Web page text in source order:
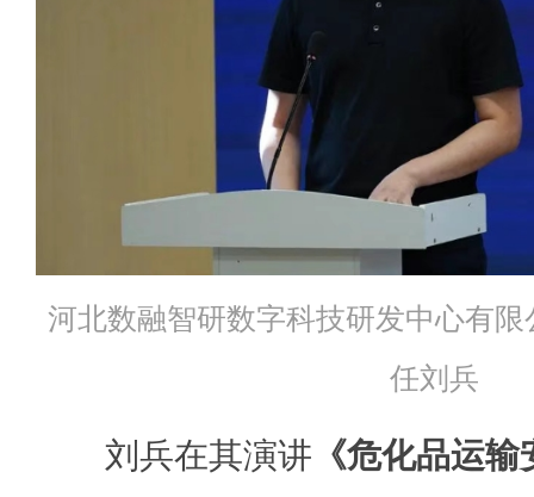
河北数融智研数字科技研发中心有
任刘兵
刘兵在其演讲 《危化品运